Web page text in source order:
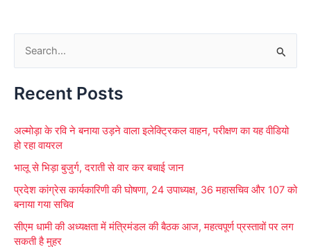
a
c
o
:
Recent Posts
अल्मोड़ा के रवि ने बनाया उड़ने वाला इलेक्ट्रिकल वाहन, परीक्षण का यह वीडियो
हो रहा वायरल
भालू से भिड़ा बुजुर्ग, दराती से वार कर बचाई जान
प्रदेश कांग्रेस कार्यकारिणी की घोषणा, 24 उपाध्यक्ष, 36 महासचिव और 107 को
बनाया गया सचिव
सीएम धामी की अध्यक्षता में मंत्रिमंडल की बैठक आज, महत्वपूर्ण प्रस्तावों पर लग
सकती है मुहर